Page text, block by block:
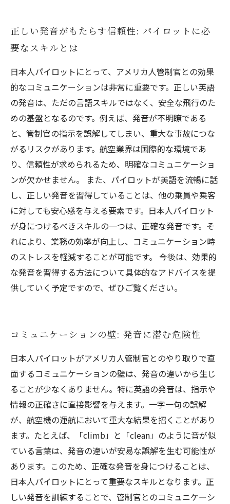
正しい発音がもたらす信頼性: パイロットに必
要なスキルとは
日本人パイロットにとって、アメリカ人管制官との効果
的なコミュニケーションは非常に重要です。正しい英語
の発音は、ただの言語スキルではなく、安全な飛行のた
めの基盤となるのです。例えば、発音が不明瞭である
と、管制官の指示を誤解してしまい、重大な事故につな
がるリスクがあります。航空業界は国際的な環境であ
り、信頼性が求められるため、明確なコミュニケーショ
ンが欠かせません。 また、パイロットが英語を流暢に話
し、正しい発音を習得していることは、他の乗員や乗客
に対しても安心感を与える要素です。日本人パイロット
が身につけるべきスキルの一つは、正確な発音です。そ
れにより、業務の効率が向上し、コミュニケーション時
のストレスを軽減することが可能です。 今後は、効果的
な発音を習得する方法について具体的なアドバイスを提
供していく予定ですので、ぜひご覧ください。
コミュニケーションの壁: 発音に潜む危険性
日本人パイロットがアメリカ人管制官とのやり取りで直
面するコミュニケーションの壁は、発音の違いから生じ
ることが少なくありません。特に英語の発音は、指示や
情報の正確さに直接影響を与えます。一字一句の誤解
が、航空機の運航において重大な結果を招くことがあり
ます。たとえば、「climb」と「clean」のように音が似
ている言葉は、発音の違いが安易な誤解を生む可能性が
あります。このため、正確な発音を身につけることは、
日本人パイロットにとって重要なスキルとなります。正
しい発音を訓練することで、管制官とのコミュニケーシ